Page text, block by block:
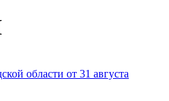
области от 31 августа